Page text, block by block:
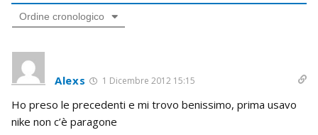
Ordine cronologico
Alexs 1 Dicembre 2012 15:15
Ho preso le precedenti e mi trovo benissimo, prima usavo
nike non c’è paragone